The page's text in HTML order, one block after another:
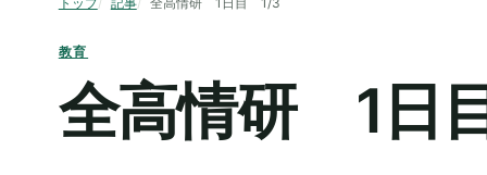
教育
全高情研 1日